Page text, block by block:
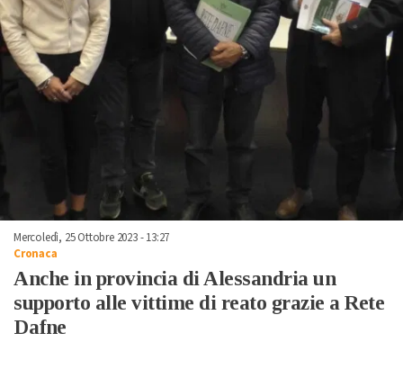
Mercoledì, 25 Ottobre 2023 - 13:27
Cronaca
Anche in provincia di Alessandria un
supporto alle vittime di reato grazie a Rete
Dafne